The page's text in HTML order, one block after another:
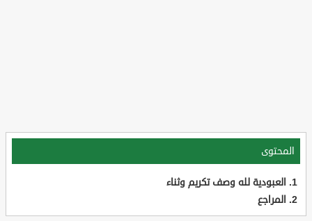
المحتوى
العبودية لله وصف تكريم وثناء
المراجع